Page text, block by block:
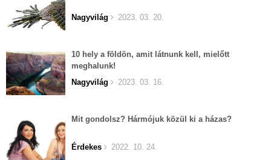
Nagyvilág 2023. 03. 20.
10 hely a földön, amit látnunk kell, mielőtt
meghalunk!
Nagyvilág
2023. 03. 16.
Mit gondolsz? Hármójuk közül ki a házas?
Érdekes 2022. 10. 24.